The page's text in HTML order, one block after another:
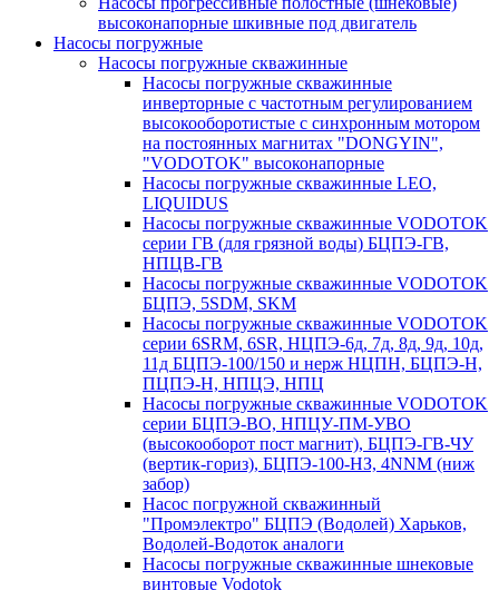
высоконапорные шкивные под двигатель
Насосы погружные
Насосы погружные скважинные
Насосы погружные скважинные
инверторные с частотным регулированием
высокооборотистые с синхронным мотором
на постоянных магнитах "DONGYIN",
"VODOTOK" высоконапорные
Насосы погружные скважинные LEO,
LIQUIDUS
Насосы погружные скважинные VODOTOK
серии ГВ (для грязной воды) БЦПЭ-ГВ,
НПЦВ-ГВ
Насосы погружные скважинные VODOTOK
БЦПЭ, 5SDM, SKM
Насосы погружные скважинные VODOTOK
серии 6SRM, 6SR, НЦПЭ-6д, 7д, 8д, 9д, 10д,
11д БЦПЭ-100/150 и нерж НЦПН, БЦПЭ-Н,
ПЦПЭ-Н, НПЦЭ, НПЦ
Насосы погружные скважинные VODOTOK
серии БЦПЭ-ВО, НПЦУ-ПМ-УВО
(высокооборот пост магнит), БЦПЭ-ГВ-ЧУ
(вертик-гориз), БЦПЭ-100-НЗ, 4NNM (ниж
забор)
Насос погружной скважинный
"Промэлектро" БЦПЭ (Водолей) Харьков,
Водолей-Водоток аналоги
Насосы погружные скважинные шнековые
винтовые Vodotok